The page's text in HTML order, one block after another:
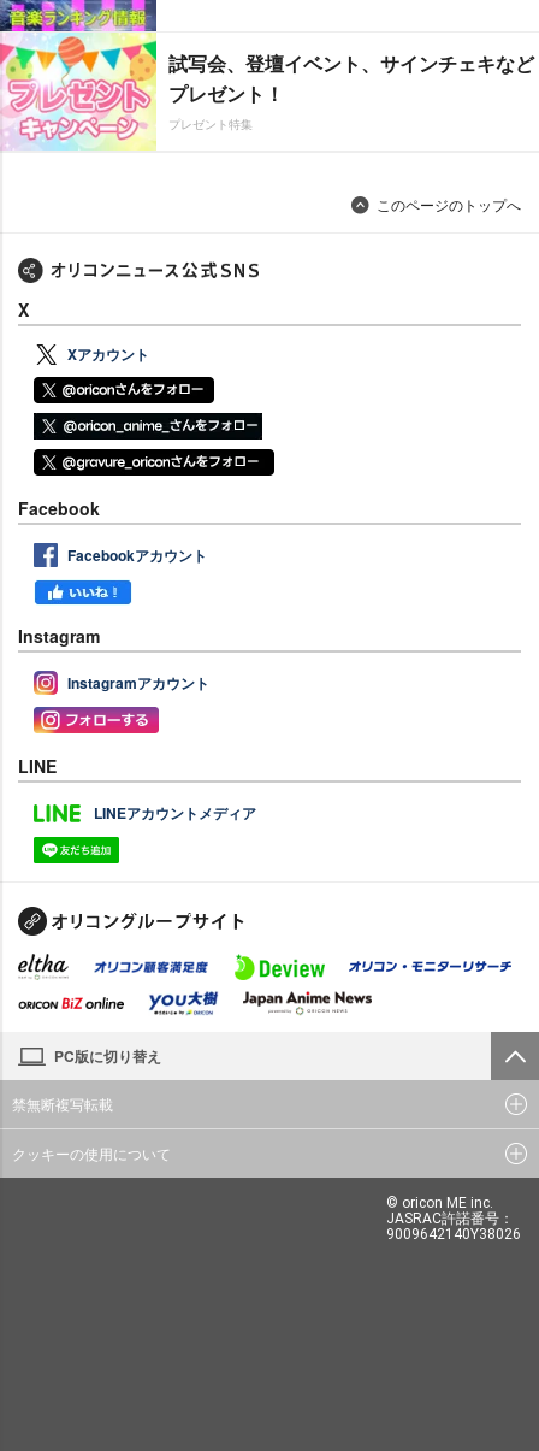
試写会、登壇イベント、サインチェキなど
プレゼント！
プレゼント特集
このページのトップへ
X
Xアカウント
Facebook
Facebookアカウント
Instagram
Instagramアカウント
LINE
LINEアカウントメディア
PC版に切り替え
禁無断複写転載
クッキーの使用について
© oricon ME inc.
JASRAC許諾番号：
9009642140Y38026